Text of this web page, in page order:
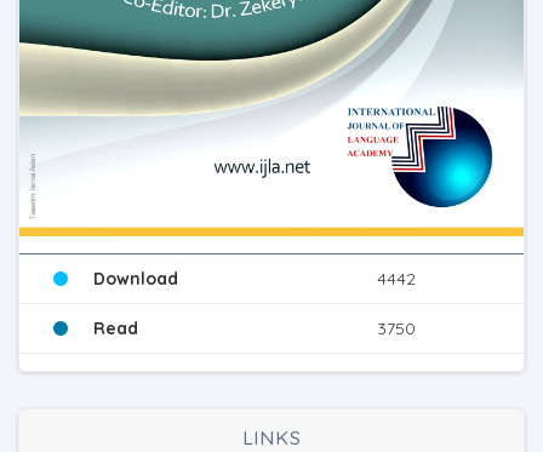
Download 4442
Read 3750
LINKS